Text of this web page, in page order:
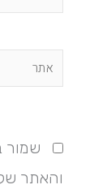
אתר
שמור
והאתר